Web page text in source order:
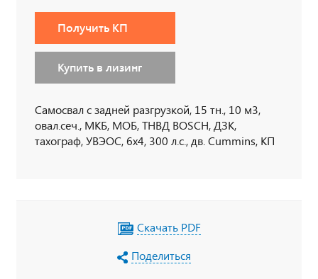
Получить КП
Купить в лизинг
Самосвал с задней разгрузкой, 15 тн., 10 м3,
овал.сеч., МКБ, МОБ, ТНВД BOSCH, ДЗК,
тахограф, УВЭОС, 6х4, 300 л.с., дв. Cummins, КП
Скачать PDF
Поделиться